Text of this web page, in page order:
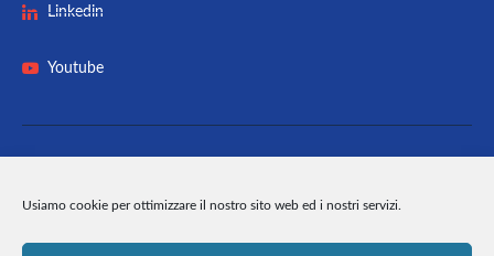
Usiamo cookie per ottimizzare il nostro sito web ed i nostri servizi.
Linkedin
Youtube